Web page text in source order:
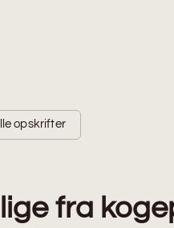
opskrifter
fra